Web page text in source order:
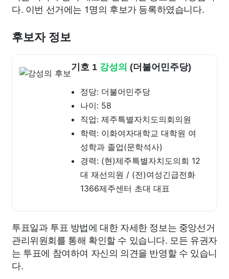
다. 이번 선거에는 1명의 후보가 등록하였습니다.
후보자 정보
기호 1 강성의 (더불어민주당)
정당: 더불어민주당
나이: 58
직업: 제주특별자치도의회의원
학력: 이화여자대학교 대학원 여
성학과 졸업(문학석사)
경력: (현)제주특별자치도의회 12
대 재선의원 / (전)여성긴급전화
1366제주센터 초대 대표
투표일과 투표 방법에 대한 자세한 정보는 중앙선거
관리위원회를 통해 확인할 수 있습니다. 모든 유권자
는 투표에 참여하여 자신의 의견을 반영할 수 있습니
다.